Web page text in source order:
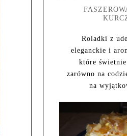
Roladki z
eleganckie i
które
zarówno na
na